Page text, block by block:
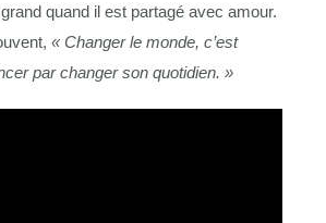
quand il est partagé avec amour.
« Changer le monde, c’est
par changer son quotidien. »